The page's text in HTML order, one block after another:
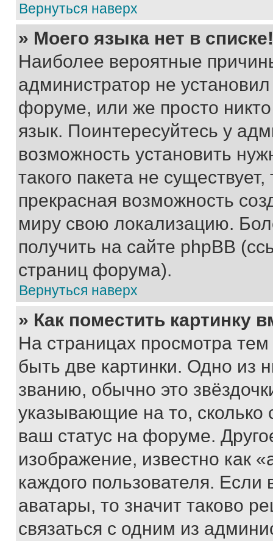
Вернуться наверх
» Моего языка нет в списке!
Наиболее вероятные
администратор не
форуме, или же просто
язык. Поинтересуйтесь у
возможность установить
такого пакета не
прекрасная возможность
миру свою локализацию.
получить на сайте phpBB
страниц форума).
Вернуться наверх
» Как поместить картинку
На страницах просмотра
быть две картинки. Одно из
званию, обычно это
указывающие на то,
ваш статус на форуме.
изображение, известно как
каждого пользователя.
аватары, то значит таково
связаться с одним из